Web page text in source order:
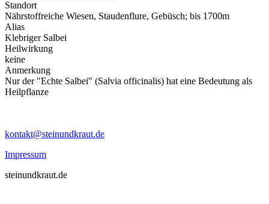
Standort
Nährstoffreiche Wiesen, Staudenflure, Gebüsch; bis 1700m
Alias
Klebriger Salbei
Heilwirkung
keine
Anmerkung
Nur der "Echte Salbei" (Salvia officinalis) hat eine Bedeutung als
Heilpflanze
kontakt@steinundkraut.de
Impressum
steinundkraut.de